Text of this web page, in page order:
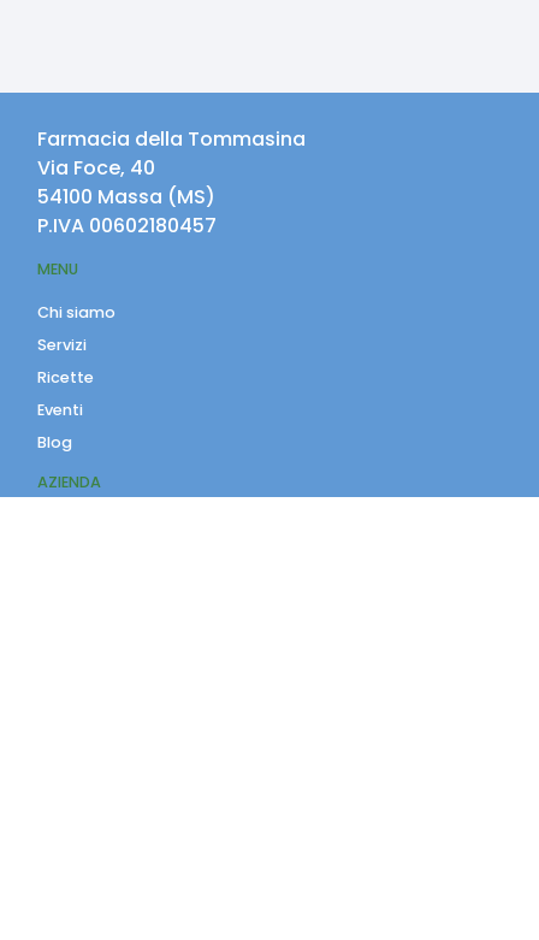
Farmacia della Tommasina
Via Foce, 40
54100 Massa (MS)
P.IVA 00602180457
MENU
Chi siamo
Servizi
Ricette
Eventi
Blog
AZIENDA